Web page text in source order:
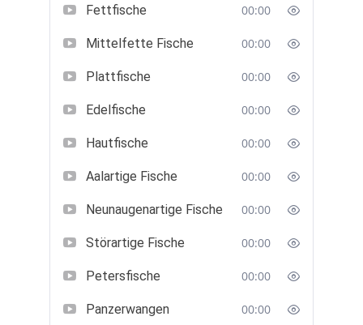
Fettfische 00:00
Mittelfette Fische 00:00
Plattfische 00:00
Edelfische 00:00
Hautfische 00:00
Aalartige Fische 00:00
Neunaugenartige Fische 00:00
Störartige Fische 00:00
Petersfische 00:00
Panzerwangen 00:00